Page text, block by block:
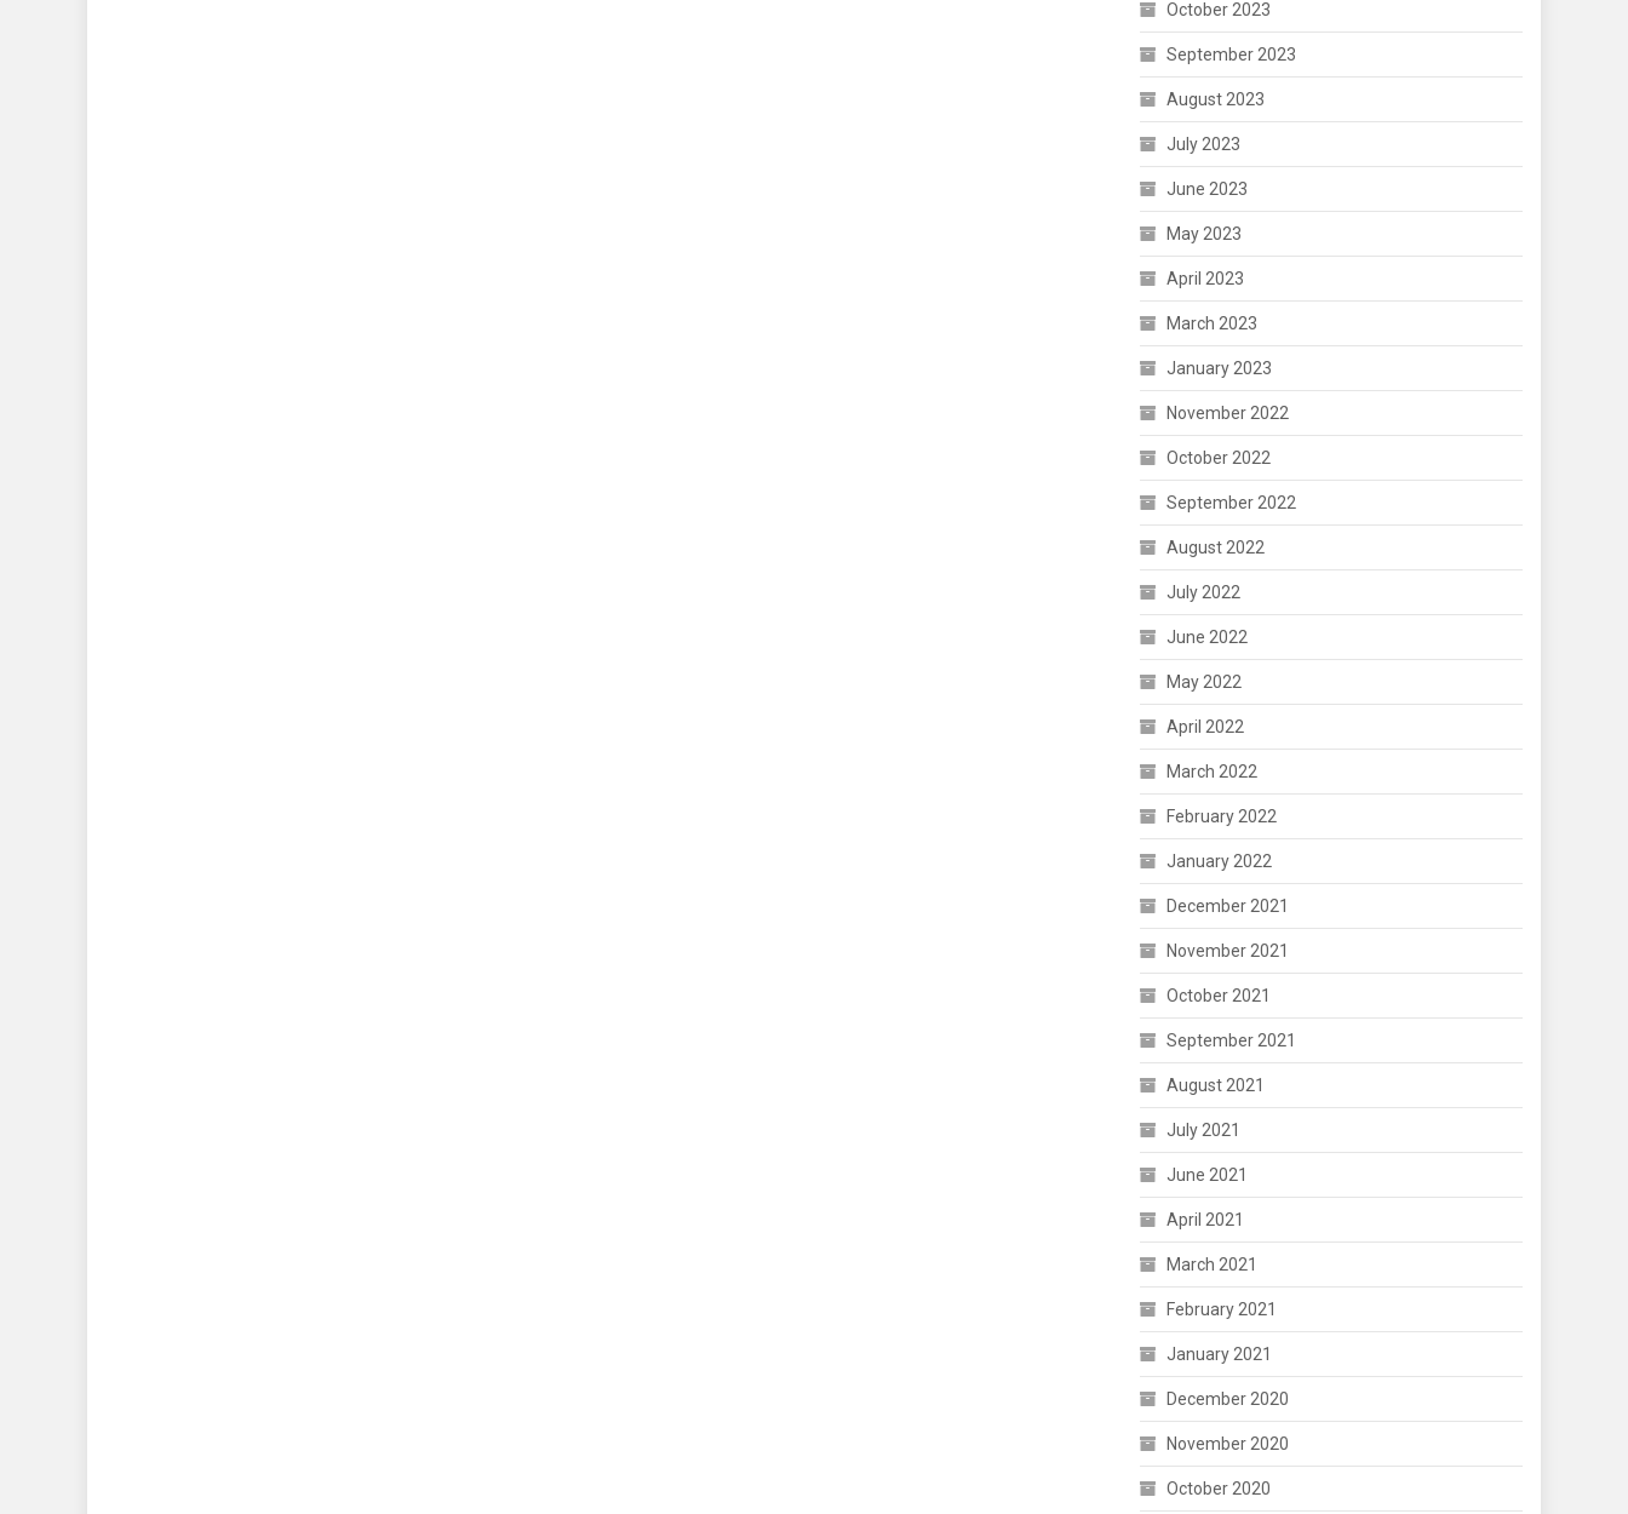
October 2023
September 2023
August 2023
July 2023
June 2023
May 2023
April 2023
March 2023
January 2023
November 2022
October 2022
September 2022
August 2022
July 2022
June 2022
May 2022
April 2022
March 2022
February 2022
January 2022
December 2021
November 2021
October 2021
September 2021
August 2021
July 2021
June 2021
April 2021
March 2021
February 2021
January 2021
December 2020
November 2020
October 2020